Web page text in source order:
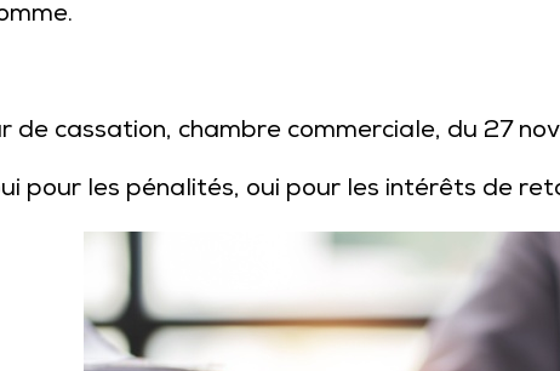
de cassation, chambre commerciale, du 27
pour les pénalités, oui pour les intérêts de